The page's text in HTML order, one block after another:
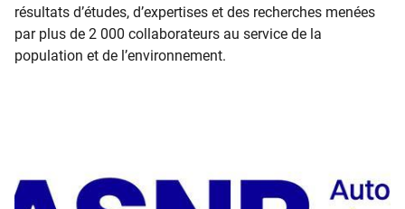
résultats d’études, d’expertises et des recherches menées
par plus de 2 000 collaborateurs au service de la
population et de l’environnement.